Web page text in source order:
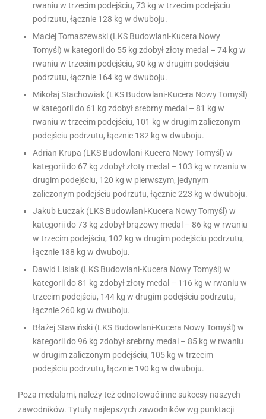
rwaniu w trzecim podejściu, 73 kg w trzecim podejściu
podrzutu, łącznie 128 kg w dwuboju.
Maciej Tomaszewski (LKS Budowlani-Kucera Nowy
Tomyśl) w kategorii do 55 kg zdobył złoty medal – 74 kg w
rwaniu w trzecim podejściu, 90 kg w drugim podejściu
podrzutu, łącznie 164 kg w dwuboju.
Mikołaj Stachowiak (LKS Budowlani-Kucera Nowy Tomyśl)
w kategorii do 61 kg zdobył srebrny medal – 81 kg w
rwaniu w trzecim podejściu, 101 kg w drugim zaliczonym
podejściu podrzutu, łącznie 182 kg w dwuboju.
Adrian Krupa (LKS Budowlani-Kucera Nowy Tomyśl) w
kategorii do 67 kg zdobył złoty medal – 103 kg w rwaniu w
drugim podejściu, 120 kg w pierwszym, jedynym
zaliczonym podejściu podrzutu, łącznie 223 kg w dwuboju.
Jakub Łuczak (LKS Budowlani-Kucera Nowy Tomyśl) w
kategorii do 73 kg zdobył brązowy medal – 86 kg w rwaniu
w trzecim podejściu, 102 kg w drugim podejściu podrzutu,
łącznie 188 kg w dwuboju.
Dawid Lisiak (LKS Budowlani-Kucera Nowy Tomyśl) w
kategorii do 81 kg zdobył złoty medal – 116 kg w rwaniu w
trzecim podejściu, 144 kg w drugim podejściu podrzutu,
łącznie 260 kg w dwuboju.
Błażej Stawiński (LKS Budowlani-Kucera Nowy Tomyśl) w
kategorii do 96 kg zdobył srebrny medal – 85 kg w rwaniu
w drugim zaliczonym podejściu, 105 kg w trzecim
podejściu podrzutu, łącznie 190 kg w dwuboju.
Poza medalami, należy też odnotować inne sukcesy naszych
zawodników. Tytuły najlepszych zawodników wg punktacji